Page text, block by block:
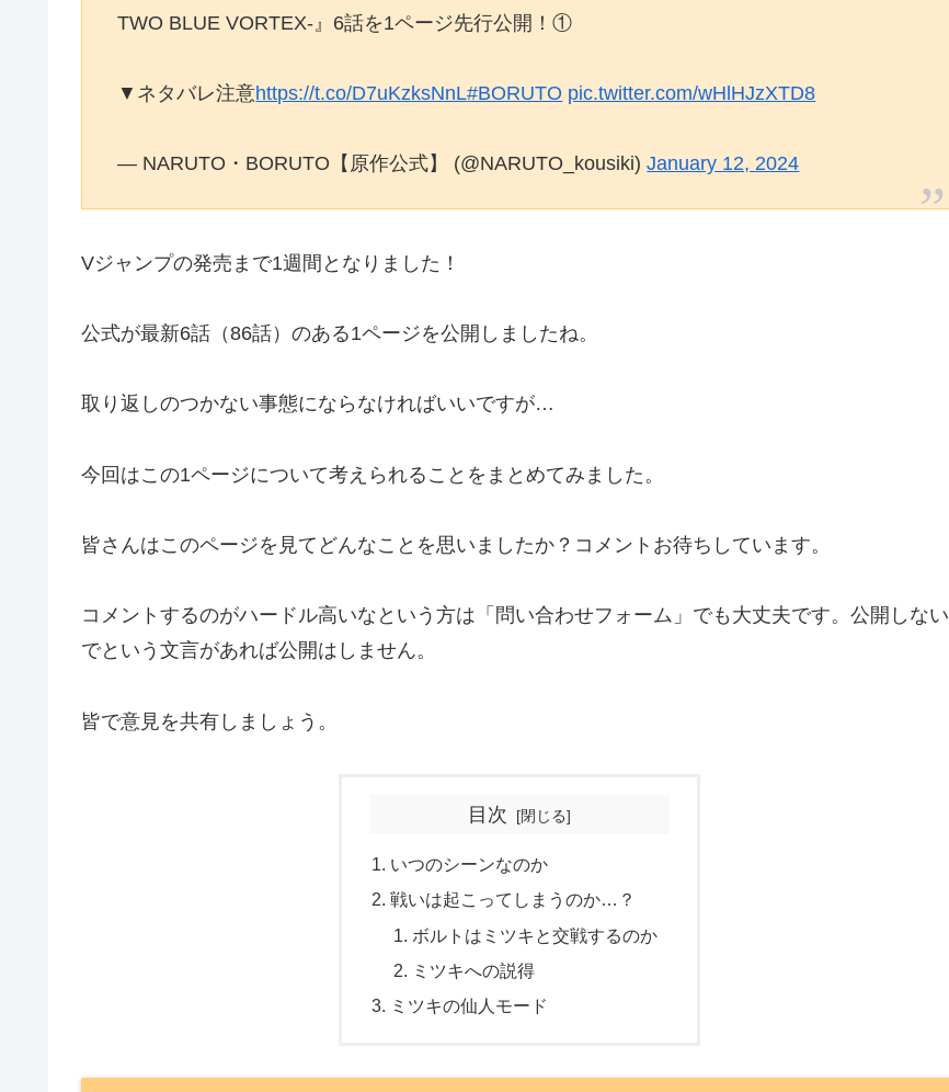
TWO BLUE VORTEX-』6話を1ページ先行公開！①
▼ネタバレ注意https://t.co/D7uKzksNnL#BORUTO pic.twitter.com/wHlHJzXTD8
— NARUTO・BORUTO【原作公式】 (@NARUTO_kousiki)January 12, 2024
Vジャンプの発売まで1週間となりました！
公式が最新6話（86話）のある1ページを公開しましたね。
取り返しのつかない事態にならなければいいですが…
今回はこの1ページについて考えられることをまとめてみました。
皆さんはこのページを見てどんなことを思いましたか？コメントお待ちしています。
コメントするのがハードル高いなという方は「問い合わせフォーム」でも大丈夫です。公開しない
でという文言があれば公開はしません。
皆で意見を共有しましょう。
目次
いつのシーンなのか
戦いは起こってしまうのか…？
ボルトはミツキと交戦するのか
ミツキへの説得
ミツキの仙人モード